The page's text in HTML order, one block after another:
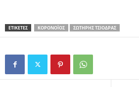
ΕΤΙΚΕΤΕΣ ΚΟΡΟΝΟΪΌΣ ΣΩΤΉΡΗΣ ΤΣΙΌΔΡΑΣ